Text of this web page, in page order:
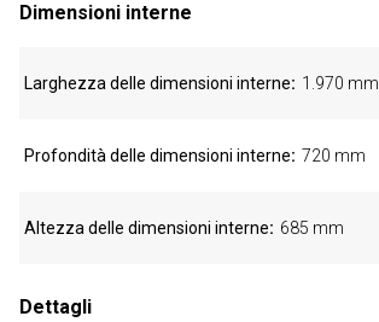
Dimensioni interne
Larghezza delle dimensioni interne 1.970 mm
Profondità delle dimensioni interne 720 mm
Altezza delle dimensioni interne 685 mm
Dettagli